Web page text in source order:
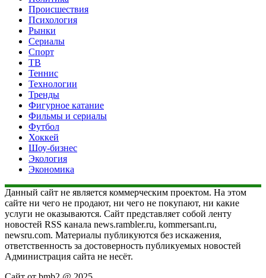
Происшествия
Психология
Рынки
Сериалы
Спорт
ТВ
Теннис
Технологии
Тренды
Фигурное катание
Фильмы и сериалы
Футбол
Хоккей
Шоу-бизнес
Экология
Экономика
Данный сайт не является коммерческим проектом. На этом
сайте ни чего не продают, ни чего не покупают, ни какие
услуги не оказываются. Сайт представляет собой ленту
новостей RSS канала news.rambler.ru, kommersant.ru,
newsru.com. Материалы публикуются без искажения,
ответственность за достоверность публикуемых новостей
Администрация сайта не несёт.